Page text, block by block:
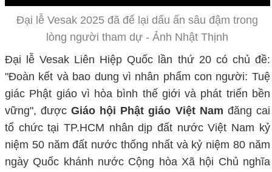
Đại lễ Vesak 2025 đã để lại dấu ấn sâu đậm trong
lòng người tham dự - Ảnh Nhật Thịnh
Đại lễ Vesak Liên Hiệp Quốc lần thứ 20 có chủ đề:
"Đoàn kết và bao dung vì nhân phẩm con người: Tuệ
giác Phật giáo vì hòa bình thế giới và phát triển bền
vững", đượcGiáo hội Phật giáo Việt Nam đăng cai
tổ chức tại TP.HCM nhân dịp đất nước Việt Nam kỷ
niệm 50 năm đất nước thống nhất và kỷ niệm 80 năm
ngày Quốc khánh nước Cộng hòa Xã hội Chủ nghĩa